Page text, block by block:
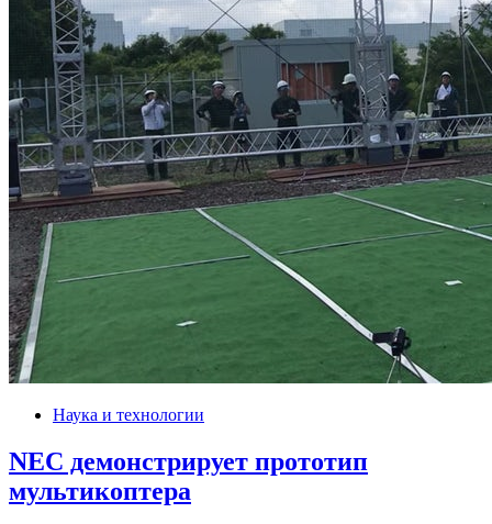
Наука и технологии
NEC демонстрирует прототип
мультикоптера